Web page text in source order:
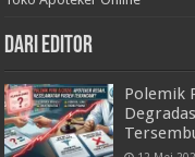
Dari Editor
Polemik